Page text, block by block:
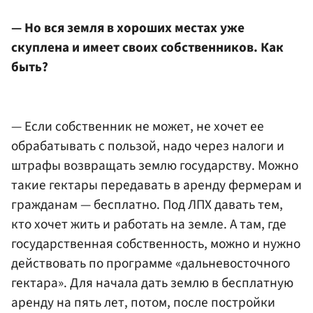
— Но вся земля в хороших местах уже
скуплена и имеет своих собственников. Как
быть?
— Если собственник не может, не хочет ее
обрабатывать с пользой, надо через налоги и
штрафы возвращать землю государству. Можно
такие гектары передавать в аренду фермерам и
гражданам — бесплатно. Под ЛПХ давать тем,
кто хочет жить и работать на земле. А там, где
государственная собственность, можно и нужно
действовать по программе «дальневосточного
гектара». Для начала дать землю в бесплатную
аренду на пять лет, потом, после постройки